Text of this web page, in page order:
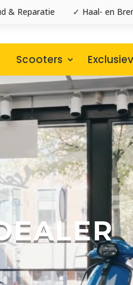
& Reparatie ✓ Haal- en
Scooters